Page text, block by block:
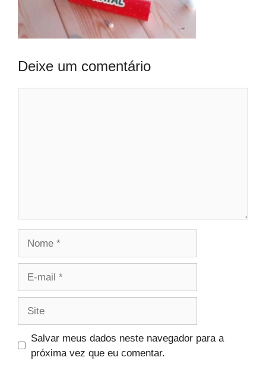
Deixe um comentário
Salvar meus dados neste navegador para a
próxima vez que eu comentar.